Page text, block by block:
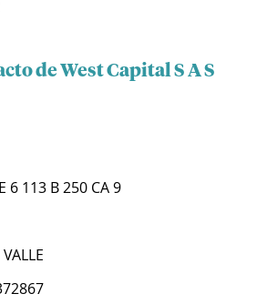
de West Capital S A S
6 113 B 250 CA 9
VALLE